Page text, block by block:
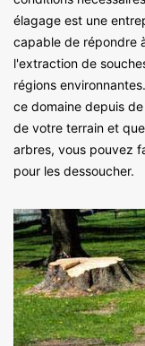
élagage est une
capable de répondre
l'extraction de
régions
ce domaine depuis
de votre terrain et
arbres, vous pouvez
pour les dessoucher.